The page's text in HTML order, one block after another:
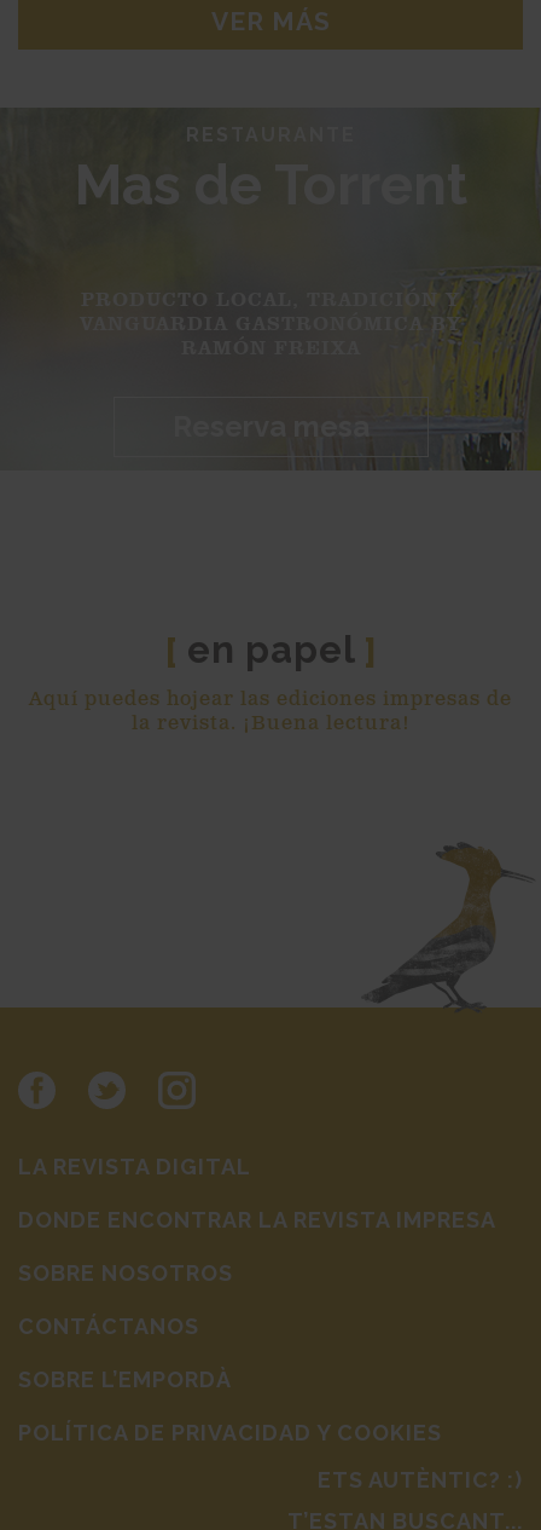
VER MÁS
Mas de Torrent
PRODUCTO LOCAL, TRADICIÓN Y
VANGUARDIA GASTRONÓMICA BY
[ en papel ]
Aquí puedes hojear las ediciones impresas de
la revista. ¡Buena lectura!
LA REVISTA DIGITAL
DONDE ENCONTRAR LA REVISTA IMPRESA
SOBRE NOSOTROS
CONTÁCTANOS
SOBRE L’EMPORDÀ
POLÍTICA DE PRIVACIDAD Y COOKIES
ETS AUTÈNTIC? :)
T’ESTAN BUSCANT...